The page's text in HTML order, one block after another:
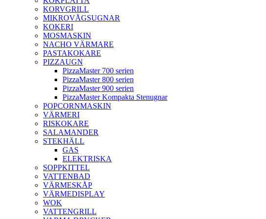
KORVGRILL
MIKROVÅGSUGNAR
KOKERI
MOSMASKIN
NACHO VÄRMARE
PASTAKOKARE
PIZZAUGN
PizzaMaster 700 serien
PizzaMaster 800 serien
PizzaMaster 900 serien
PizzaMaster Kompakta Stenugnar
POPCORNMASKIN
VÄRMERI
RISKOKARE
SALAMANDER
STEKHÄLL
GAS
ELEKTRISKA
SOPPKITTEL
VATTENBAD
VÄRMESKÅP
VÄRMEDISPLAY
WOK
VATTENGRILL